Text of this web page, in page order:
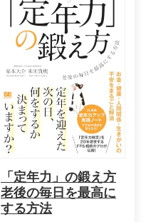
「定年力」の鍛え方
老後の毎日を最高に
する方法